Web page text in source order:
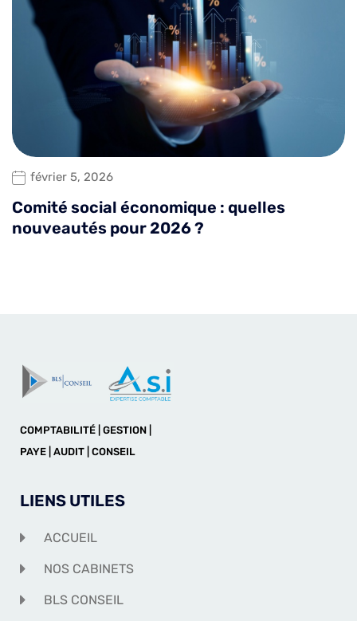
février 5, 2026
Comité social économique : quelles
nouveautés pour 2026 ?
COMPTABILITÉ | GESTION |
PAYE | AUDIT | CONSEIL
LIENS UTILES
ACCUEIL
NOS CABINETS
BLS CONSEIL